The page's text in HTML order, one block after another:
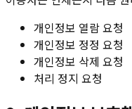
개인정보 열람 요청
개인정보 정정 요청
개인정보 삭제 요청
처리 정지 요청